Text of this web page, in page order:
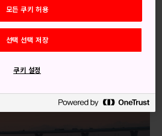
모든 쿠키 허용
선택 선택 저장
쿠키 설정